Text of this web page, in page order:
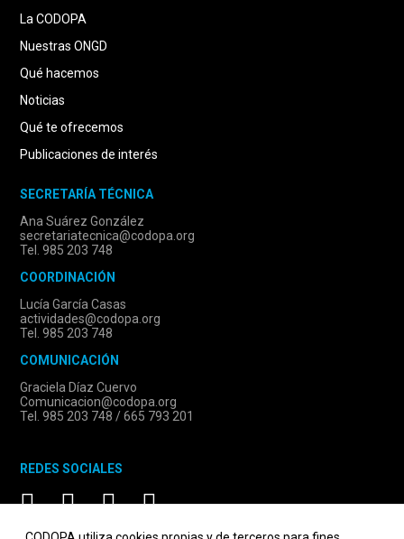
La CODOPA
Nuestras ONGD
Qué hacemos
Noticias
Qué te ofrecemos
Publicaciones de interés
SECRETARÍA TÉCNICA
Ana Suárez González
secretariatecnica@codopa.org
Tel. 985 203 748
COORDINACIÓN
Lucía García Casas
actividades@codopa.org
Tel. 985 203 748
COMUNICACIÓN
Graciela Díaz Cuervo
Comunicacion@codopa.org
Tel. 985 203 748 / 665 793 201
REDES SOCIALES